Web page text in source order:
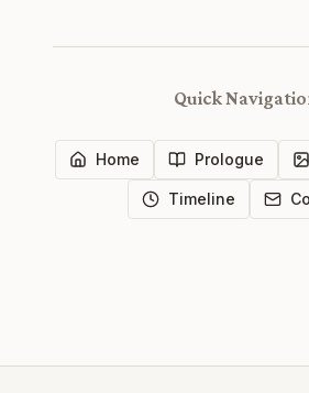
Quick
Home Prologue
Timeline